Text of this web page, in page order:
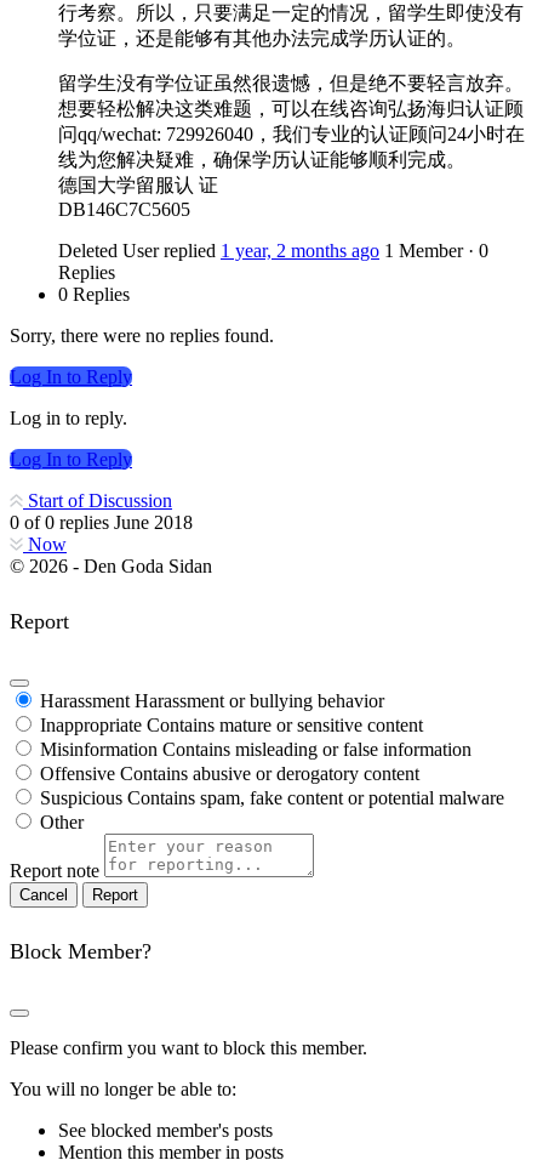
行考察。所以，只要满足一定的情况，留学生即使没有
学位证，还是能够有其他办法完成学历认证的。
留学生没有学位证虽然很遗憾，但是绝不要轻言放弃。
想要轻松解决这类难题，可以在线咨询弘扬海归认证顾
问qq/wechat: 729926040，我们专业的认证顾问24小时在
线为您解决疑难，确保学历认证能够顺利完成。
德国大学留服认 证
DB146C7C5605
Deleted User replied 1 year, 2 months ago 1 Member · 0
Replies
0 Replies
Sorry, there were no replies found.
Log In to Reply
Log in to reply.
Log In to Reply
Start of Discussion
0 of0 replies June 2018
Now
© 2026 - Den Goda Sidan
Report
Harassment Harassment or bullying behavior
Inappropriate Contains mature or sensitive content
Misinformation Contains misleading or false information
Offensive Contains abusive or derogatory content
Suspicious Contains spam, fake content or potential malware
Other
Report note
Report
Block Member?
Please confirm you want to block this member.
You will no longer be able to:
See blocked member's posts
Mention this member in posts